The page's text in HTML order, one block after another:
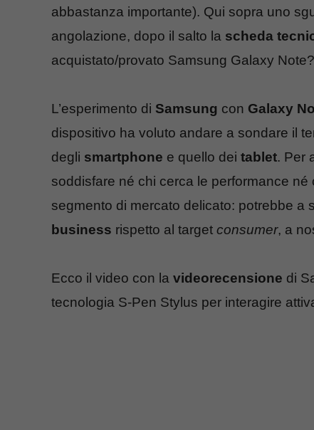
abbastanza importante). Qui sopra uno
angolazione, dopo il salto la scheda
acquistato/provato Samsung Galaxy
L’esperimento di Samsung con Galaxy
dispositivo ha voluto andare a sondare il
degli smartphone e quello dei tablet. Per
soddisfare né chi cerca le performance
segmento di mercato delicato: potrebbe a
business rispetto al target consumer, a
Ecco il video con la videorecensione di
tecnologia S-Pen Stylus per interagire